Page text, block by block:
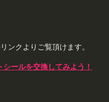
ンクよりご覧頂けます。
シールを交換してみよう！